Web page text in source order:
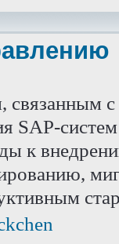
с
SAP-
к